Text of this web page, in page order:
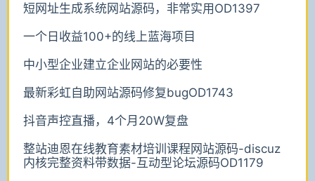
短网址生成系统网站源码，非常实用OD1397
一个日收益100+的线上蓝海项目
中小型企业建立企业网站的必要性
最新彩虹自助网站源码修复bugOD1743
抖音声控直播，4个月20W复盘
整站迪恩在线教育素材培训课程网站源码-discuz
内核完整资料带数据-互动型论坛源码OD1179